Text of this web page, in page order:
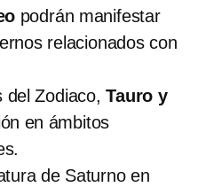
podrán manifestar
relacionados con
del Zodiaco,Tauro y
en ámbitos
de Saturno en